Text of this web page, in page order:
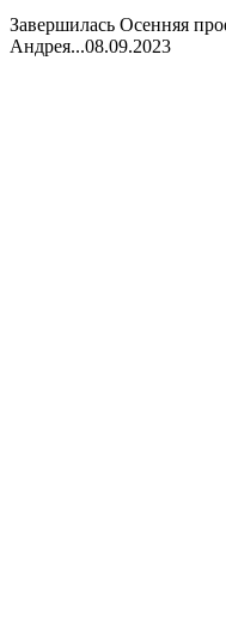
Завершилась Осенняя
Андрея...08.09.2023